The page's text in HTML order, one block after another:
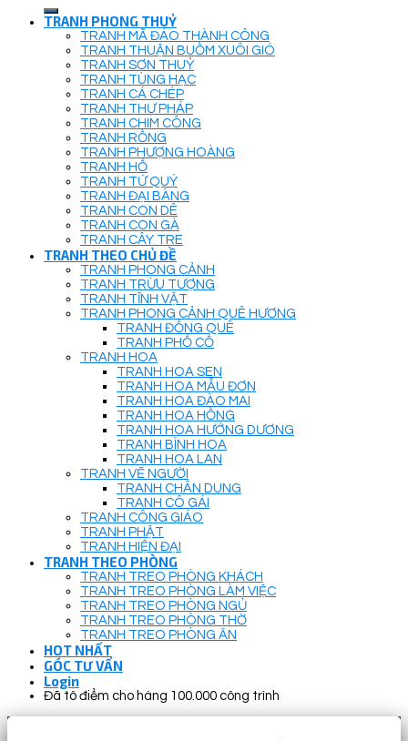
TRANH PHONG THUỶ
TRANH MÃ ĐÁO THÀNH CÔNG
TRANH THUẬN BUỒM XUÔI GIÓ
TRANH SƠN THUỶ
TRANH TÙNG HẠC
TRANH CÁ CHÉP
TRANH THƯ PHÁP
TRANH CHIM CÔNG
TRANH RỒNG
TRANH PHƯỢNG HOÀNG
TRANH HỔ
TRANH TỨ QUÝ
TRANH ĐẠI BÀNG
TRANH CON DÊ
TRANH CON GÀ
TRANH CÂY TRE
TRANH THEO CHỦ ĐỀ
TRANH PHONG CẢNH
TRANH TRỪU TƯỢNG
TRANH TĨNH VẬT
TRANH PHONG CẢNH QUÊ HƯƠNG
TRANH ĐỒNG QUÊ
TRANH PHỐ CỔ
TRANH HOA
TRANH HOA SEN
TRANH HOA MẪU ĐƠN
TRANH HOA ĐÀO MAI
TRANH HOA HỒNG
TRANH HOA HƯỚNG DƯƠNG
TRANH BÌNH HOA
TRANH HOA LAN
TRANH VẼ NGƯỜI
TRANH CHÂN DUNG
TRANH CÔ GÁI
TRANH CÔNG GIÁO
TRANH PHẬT
TRANH HIỆN ĐẠI
TRANH THEO PHÒNG
TRANH TREO PHÒNG KHÁCH
TRANH TREO PHÒNG LÀM VIỆC
TRANH TREO PHÒNG NGỦ
TRANH TREO PHÒNG THỜ
TRANH TREO PHÒNG ĂN
HOT NHẤT
GÓC TƯ VẤN
Login
Đã tô điểm cho hàng 100.000 công trình